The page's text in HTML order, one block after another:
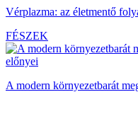
Vérplazma: az életmentő
FÉSZEK
A modern környezetbarát